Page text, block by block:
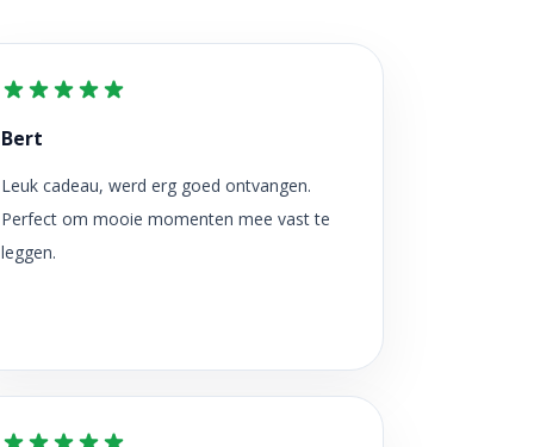
Bert
Leuk cadeau, werd erg goed ontvangen.
Perfect om mooie momenten mee vast te
leggen.